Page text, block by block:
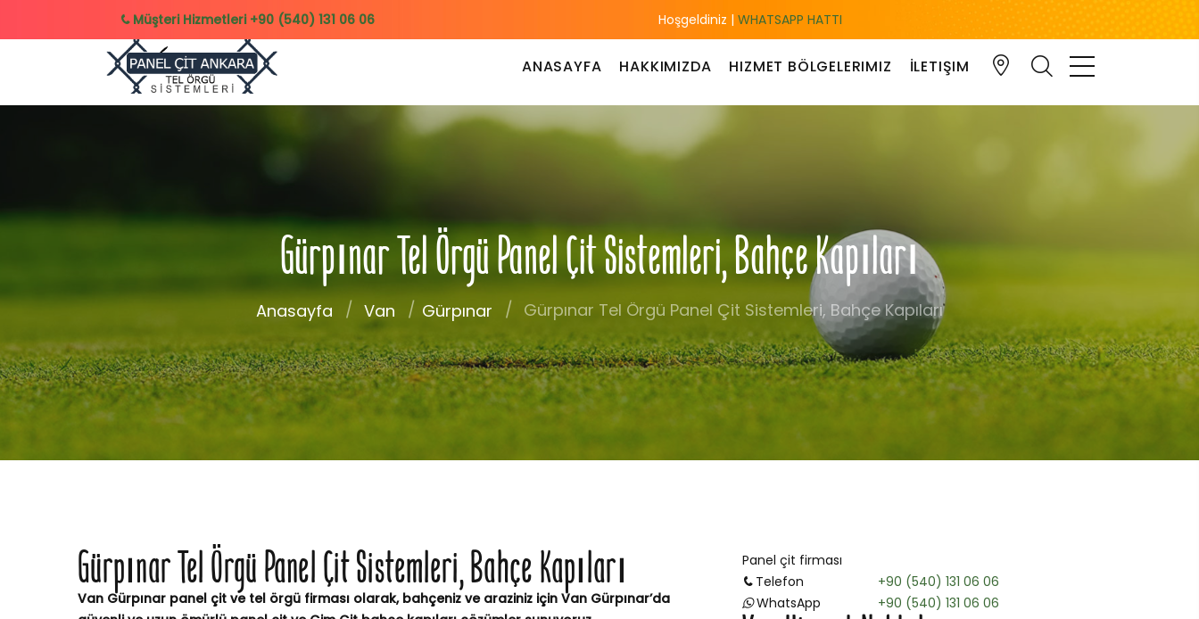
Müşteri Hizmetleri +90 (540) 131 06 06 Hoşgeldiniz | WHATSAPP HATTI
ANASAYFA HAKKIMIZDA HIZMET BÖLGELERIMIZ İLETIŞIM
Gürpınar Tel Örgü Panel Çit Sistemleri, Bahçe Kapıları
Anasayfa Van Gürpınar Gürpınar Tel Örgü Panel Çit Sistemleri, Bahçe Kapıları
Panel çit firması
Telefon
+90 (540) 131 06 06
WhatsApp
+90 (540) 131 06 06
Gürpınar Tel Örgü Panel Çit Sistemleri, Bahçe Kapıları
Van Gürpınar panel çit ve tel örgü firması olarak, bahçeniz ve araziniz için Van Gürpınar’da